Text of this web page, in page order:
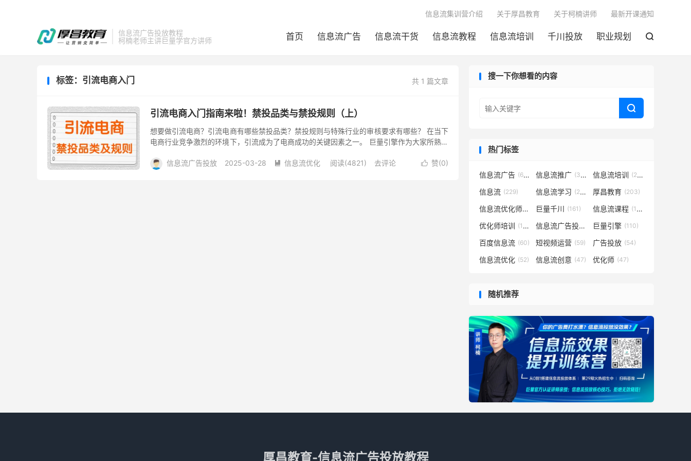
信息流广告投放教程
柯楠老师主讲巨量学官方讲师
首页 信息流广告 信息流干货 信息流教程 信息流培训 千川投放 职业规划 
信息流集训营介绍 关于厚昌教育 关于柯楠讲师 最新开课通知
共 1 篇文章
标签：引流电商入门
引流电商入门指南来啦！禁投品类与禁投规则（上）
想要做引流电商？引流电商有哪些禁投品类？禁投规则与特殊行业的审核要求有哪些？ 在当下
电商行业竞争激烈的环境下，引流成为了电商成功的关键因素之一。 巨量引擎作为大家所熟知
 赞(0)
信息流广告投放 2025-03-28  信息流优化 阅读(4821) 去评论
搜一下你想看的内容

热门标签
信息流广告 (683) 信息流推广 (301) 信息流培训 (252)
信息流 (229) 信息流学习 (221) 厚昌教育 (203)
信息流优化师(182)巨量千川 (161) 信息流课程 (152)
优化师培训 (133) 信息流广告投放 (127)
巨量引擎 (110)
百度信息流 (60) 短视频运营 (59) 广告投放 (54)
信息流优化 (52) 信息流创意 (47) 优化师 (47)
随机推荐
厚昌教育-信息流广告投放教程